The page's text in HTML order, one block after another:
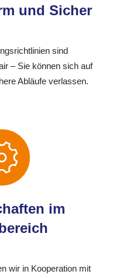
und Sicher
sind
– Sie können sich auf
Abläufe verlassen.
im
wir in Kooperation mit